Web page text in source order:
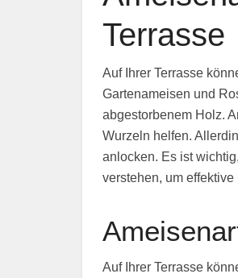
Terrasse
Auf Ihrer Terrasse
Gartenameisen und
abgestorbenem Holz.
Wurzeln helfen.
anlocken. Es ist
verstehen, um
Auf Ihrer Terrasse